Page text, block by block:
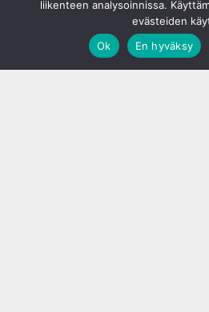
liikenteen analysoinnissa.
evästeiden
Ok
En hyväksy